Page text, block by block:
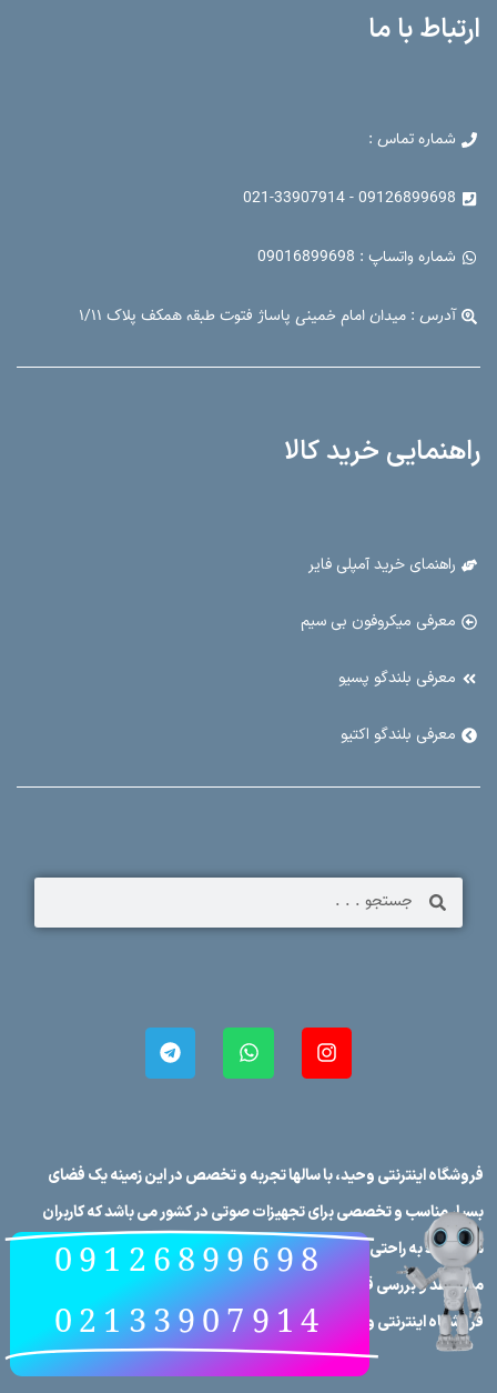
ارتباط با ما
شماره تماس :
09126899698 - 021-33907914
شماره واتساپ : 09016899698
آدرس : میدان امام خمینی پاساژ فتوت طبقه همکف پلاک ۱/۱۱
راهنمایی خرید کالا
راهنمای خرید آمپلی فایر
معرفی میکروفون بی سیم
معرفی بلندگو پسیو
معرفی بلندگو اکتیو
فروشگاه اینترنتی وحید، با سالها تجربه و تخصص در این زمینه یک فضای
بسیار مناسب و تخصصی برای تجهیزات صوتی در کشور می باشد که کاربران
می توانند به راحتی برندهای صوتی در کشور را در فروشگاه اینترنتی وحید
مورد نقد و بررسی قرار دهند، علاوه بر این که تمامی محصولات در
فروشگاه اینترنتی وحید دارای مشخصات فنی کامل می‌باشند
09126899698
02133907914